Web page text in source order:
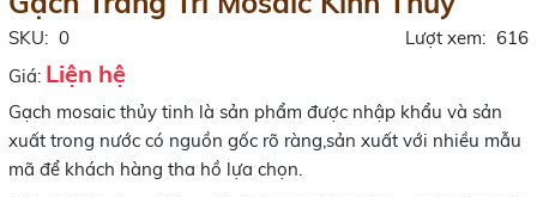
SKU: 0 Lượt xem: 616
Giá: Liện hệ
Gạch mosaic thủy tinh là sản phẩm được nhập khẩu và sản
xuất trong nước có nguồn gốc rõ ràng,sản xuất với nhiều mẫu
mã để khách hàng tha hồ lựa chọn.